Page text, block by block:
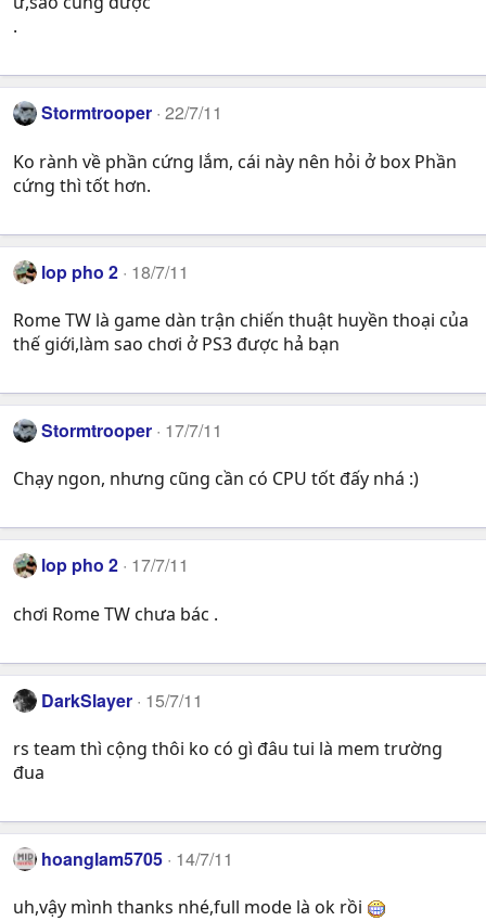
.
Stormtrooper 22/7/11
Ko rành về phần cứng lắm, cái này nên hỏi ở box Phần
cứng thì tốt hơn.
lop pho 2 18/7/11
Rome TW là game dàn trận chiến thuật huyền thoại của
thế giới,làm sao chơi ở PS3 được hả bạn
Stormtrooper 17/7/11
Chạy ngon, nhưng cũng cần có CPU tốt đấy nhá :)
lop pho 2 17/7/11
chơi Rome TW chưa bác .
DarkSlayer 15/7/11
rs team thì cộng thôi ko có gì đâu tui là mem trường
đua
hoanglam5705 14/7/11
uh,vậy mình thanks nhé,full mode là ok rồi